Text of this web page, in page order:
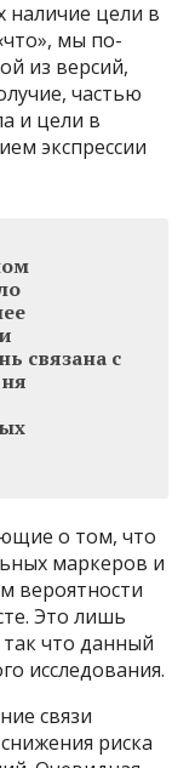
цели в
мы по-
из версий,
частью
и цели в
экспрессии
связана с
о том, что
маркеров и
вероятности
Это лишь
что данный
исследования.
связи
риска